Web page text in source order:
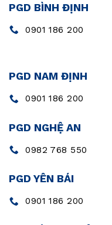
PGD BÌNH ĐỊNH
0901 186 200
PGD NAM ĐỊNH
0901 186 200
PGD NGHỆ AN
0982 768 550
PGD YÊN BÁI
0901 186 200